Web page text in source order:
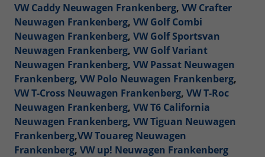
VW Caddy Neuwagen Frankenberg, VW Crafter
Neuwagen Frankenberg, VW Golf Combi
Neuwagen Frankenberg, VW Golf Sportsvan
Neuwagen Frankenberg, VW Golf Variant
Neuwagen Frankenberg, VW Passat Neuwagen
Frankenberg, VW Polo Neuwagen Frankenberg,
VW T-Cross Neuwagen Frankenberg, VW T-Roc
Neuwagen Frankenberg, VW T6 California
Neuwagen Frankenberg, VW Tiguan Neuwagen
Frankenberg,VW Touareg Neuwagen
Frankenberg, VW up! Neuwagen Frankenberg